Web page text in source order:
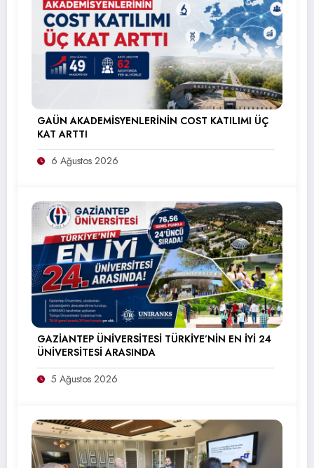
GAÜN AKADEMİSYENLERİNİN COST KATILIMI ÜÇ
KAT ARTTI
6 Ağustos 2026
GAZİANTEP ÜNİVERSİTESİ TÜRKİYE’NİN EN İYİ 24
ÜNİVERSİTESİ ARASINDA
5 Ağustos 2026